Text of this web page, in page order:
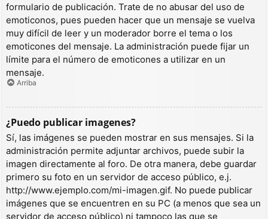
formulario de publicación. Trate de no abusar del uso de
emoticonos, pues pueden hacer que un mensaje se vuelva
muy difícil de leer y un moderador borre el tema o los
emoticones del mensaje. La administración puede fijar un
límite para el número de emoticones a utilizar en un
mensaje.
Arriba
¿Puedo publicar imagenes?
Sí, las imágenes se pueden mostrar en sus mensajes. Si la
administración permite adjuntar archivos, puede subir la
imagen directamente al foro. De otra manera, debe guardar
primero su foto en un servidor de acceso público, e.j.
http://www.ejemplo.com/mi-imagen.gif. No puede publicar
imágenes que se encuentren en su PC (a menos que sea un
servidor de acceso público) ni tampoco las que se